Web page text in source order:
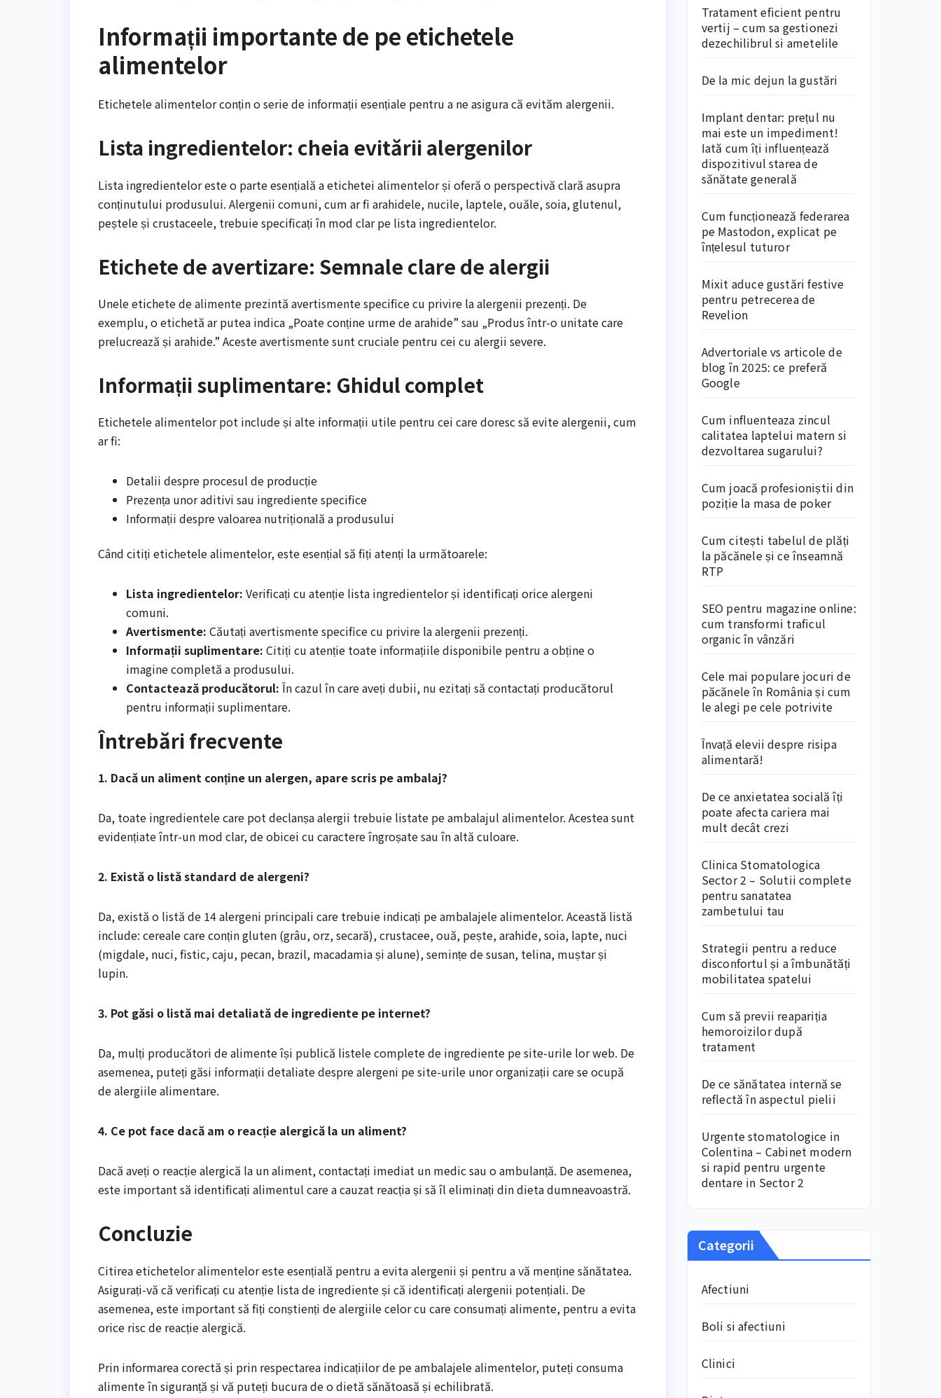
Informații importante de pe etichetele
alimentelor
Etichetele alimentelor conțin o serie de informații esențiale pentru a ne asigura că evităm alergenii.
Lista ingredientelor: cheia evitării alergenilor
Lista ingredientelor este o parte esențială a etichetei alimentelor și oferă o perspectivă clară asupra
conținutului produsului. Alergenii comuni, cum ar fi arahidele, nucile, laptele, ouăle, soia, glutenul,
peștele și crustaceele, trebuie specificați în mod clar pe lista ingredientelor.
Etichete de avertizare: Semnale clare de alergii
Unele etichete de alimente prezintă avertismente specifice cu privire la alergenii prezenți. De
exemplu, o etichetă ar putea indica „Poate conține urme de arahide” sau „Produs într-o unitate care
prelucrează și arahide.” Aceste avertismente sunt cruciale pentru cei cu alergii severe.
Informații suplimentare: Ghidul complet
Etichetele alimentelor pot include și alte informații utile pentru cei care doresc să evite alergenii, cum
ar fi:
Detalii despre procesul de producție
Prezența unor aditivi sau ingrediente specifice
Informații despre valoarea nutrițională a produsului
Când citiți etichetele alimentelor, este esențial să fiți atenți la următoarele:
Lista ingredientelor: Verificați cu atenție lista ingredientelor și identificați orice alergeni
comuni.
Avertismente: Căutați avertismente specifice cu privire la alergenii prezenți.
Informații suplimentare: Citiți cu atenție toate informațiile disponibile pentru a obține o
imagine completă a produsului.
Contactează producătorul: În cazul în care aveți dubii, nu ezitați să contactați producătorul
pentru informații suplimentare.
Întrebări frecvente
1. Dacă un aliment conține un alergen, apare scris pe ambalaj?
Da, toate ingredientele care pot declanșa alergii trebuie listate pe ambalajul alimentelor. Acestea sunt
evidențiate într-un mod clar, de obicei cu caractere îngroșate sau în altă culoare.
2. Există o listă standard de alergeni?
Da, există o listă de 14 alergeni principali care trebuie indicați pe ambalajele alimentelor. Această listă
include: cereale care conțin gluten (grâu, orz, secară), crustacee, ouă, pește, arahide, soia, lapte, nuci
(migdale, nuci, fistic, caju, pecan, brazil, macadamia și alune), semințe de susan, telina, muștar și
lupin.
3. Pot găsi o listă mai detaliată de ingrediente pe internet?
Da, mulți producători de alimente își publică listele complete de ingrediente pe site-urile lor web. De
asemenea, puteți găsi informații detaliate despre alergeni pe site-urile unor organizații care se ocupă
de alergiile alimentare.
4. Ce pot face dacă am o reacție alergică la un aliment?
Dacă aveți o reacție alergică la un aliment, contactați imediat un medic sau o ambulanță. De asemenea,
este important să identificați alimentul care a cauzat reacția și să îl eliminați din dieta dumneavoastră.
Concluzie
Citirea etichetelor alimentelor este esențială pentru a evita alergenii și pentru a vă menține sănătatea.
Asigurați-vă că verificați cu atenție lista de ingrediente și că identificați alergenii potențiali. De
asemenea, este important să fiți conștienți de alergiile celor cu care consumați alimente, pentru a evita
orice risc de reacție alergică.
Prin informarea corectă și prin respectarea indicațiilor de pe ambalajele alimentelor, puteți consuma
alimente în siguranță și vă puteți bucura de o dietă sănătoasă și echilibrată.
Tratament eficient pentru
vertij – cum sa gestionezi
dezechilibrul si ametelile
De la mic dejun la gustări
Implant dentar: prețul nu
mai este un impediment!
Iată cum îți influențează
dispozitivul starea de
sănătate generală
Cum funcționează federarea
pe Mastodon, explicat pe
înțelesul tuturor
Mixit aduce gustări festive
pentru petrecerea de
Revelion
Advertoriale vs articole de
blog în 2025: ce preferă
Google
Cum influenteaza zincul
calitatea laptelui matern si
dezvoltarea sugarului?
Cum joacă profesioniștii din
poziție la masa de poker
Cum citești tabelul de plăți
la păcănele și ce înseamnă
RTP
SEO pentru magazine online:
cum transformi traficul
organic în vânzări
Cele mai populare jocuri de
păcănele în România și cum
le alegi pe cele potrivite
Învață elevii despre risipa
alimentară!
De ce anxietatea socială îți
poate afecta cariera mai
mult decât crezi
Clinica Stomatologica
Sector 2 – Solutii complete
pentru sanatatea
zambetului tau
Strategii pentru a reduce
disconfortul și a îmbunătăți
mobilitatea spatelui
Cum să previi reapariția
hemoroizilor după
tratament
De ce sănătatea internă se
reflectă în aspectul pielii
Urgente stomatologice in
Colentina – Cabinet modern
si rapid pentru urgente
dentare in Sector 2
Categorii
Afectiuni
Boli si afectiuni
Clinici